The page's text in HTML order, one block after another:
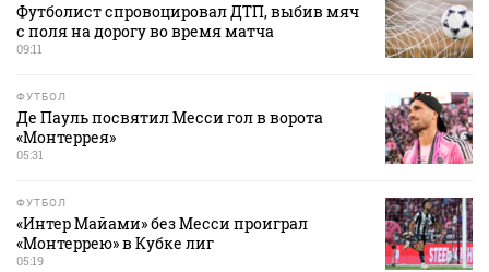
Футболист спровоцировал ДТП, выбив мяч
с поля на дорогу во время матча
09:11
ФУТБОЛ
Де Пауль посвятил Месси гол в ворота
«Монтеррея»
05:31
ФУТБОЛ
«Интер Майами» без Месси проиграл
«Монтеррею» в Кубке лиг
05:19